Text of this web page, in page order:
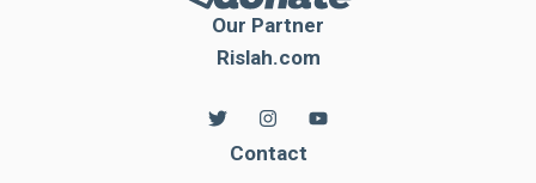
Our Partner
Rislah.com
Contact